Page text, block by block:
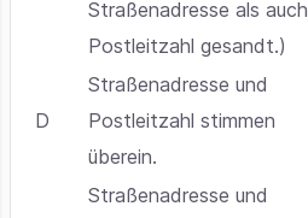
Straßenadresse als auch
Postleitzahl gesandt.)
D
Straßenadresse und
Postleitzahl stimmen
überein.
Straßenadresse und